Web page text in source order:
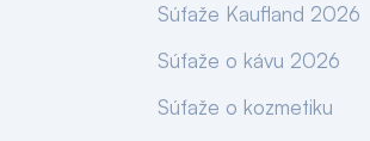
Súťaže Kaufland 2026
Súťaže o kávu 2026
Súťaže o kozmetiku